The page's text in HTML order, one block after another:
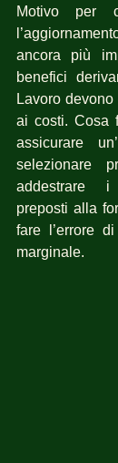
Motivo per
ancora più
benefici
Lavoro
ai costi. Cosa
assicurare
selezionare
addestrare i
preposti alla
fare l’errore
marginale.